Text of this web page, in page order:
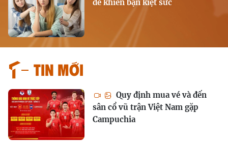
dễ khiến bạn kiệt sức
Tin mới
Quy định mua vé và đến
sân cổ vũ trận Việt Nam gặp
Campuchia